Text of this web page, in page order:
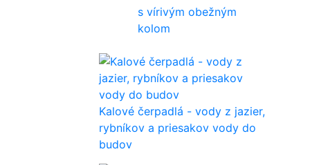
s vírivým obežným
kolom
Kalové čerpadlá - vody z jazier,
rybníkov a priesakov vody do
budov